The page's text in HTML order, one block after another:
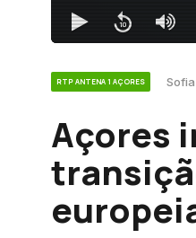
RTP ANTENA 1 AÇORES
Açores